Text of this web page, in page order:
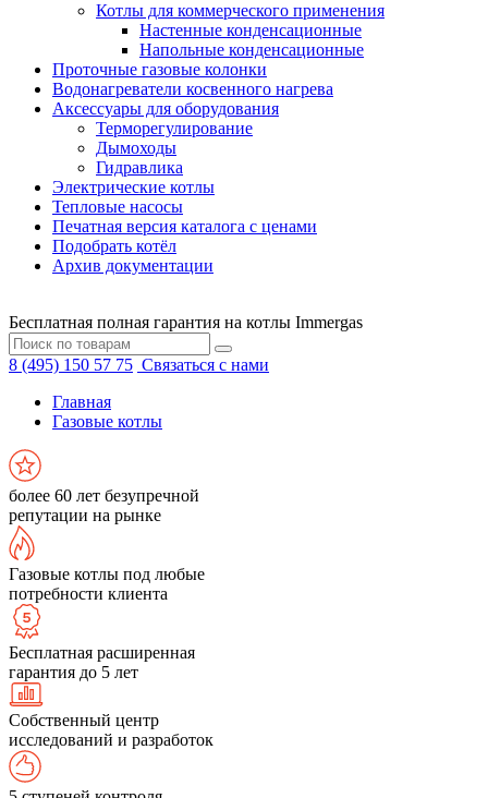
Котлы для коммерческого применения
Настенные конденсационные
Напольные конденсационные
Проточные газовые колонки
Водонагреватели косвенного нагрева
Аксессуары для оборудования
Терморегулирование
Дымоходы
Гидравлика
Электрические котлы
Тепловые насосы
Печатная версия каталога с ценами
Подобрать котёл
Архив документации
Бесплатная полная гарантия на котлы Immergas
8 (495) 150 57 75 Связаться с нами
Главная
Газовые котлы
более 60 лет безупречной
репутации на рынке
Газовые котлы под любые
потребности клиента
Бесплатная расширенная
гарантия до 5 лет
Собственный центр
исследований и разработок